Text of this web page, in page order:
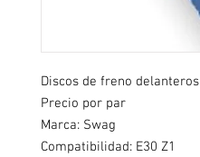
Discos de freno
Precio por par
Marca: Swag
Compatibilidad: E30 Z1